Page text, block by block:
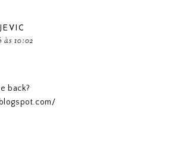
às 10:02
back?